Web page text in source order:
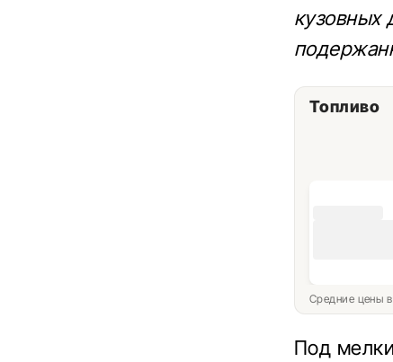
кузовных
Топливо
Средние цены
Под